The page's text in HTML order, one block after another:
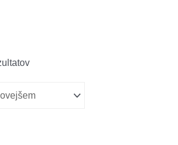
Razvrščeno
datumu